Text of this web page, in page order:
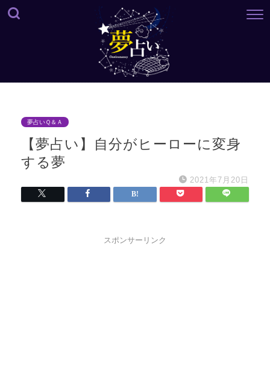
夢占いＱ＆Ａ
【夢占い】自分がヒーローに変身
する夢
2021年7月20日
スポンサーリンク